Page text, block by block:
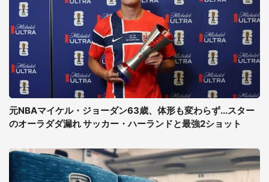
元NBAマイケル・ジョーダン63歳、体形も変わらず...スター
のオーラダダ漏れ サッカー・ハーランドと最強2ショット